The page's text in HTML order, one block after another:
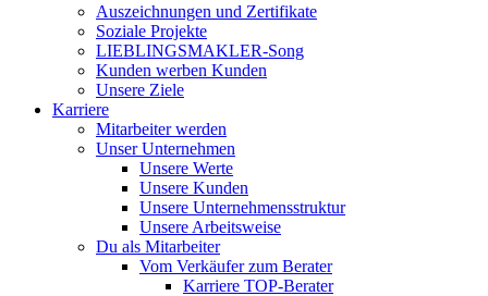
Auszeichnungen und Zertifikate
Soziale Projekte
LIEBLINGSMAKLER-Song
Kunden werben Kunden
Unsere Ziele
Karriere
Mitarbeiter werden
Unser Unternehmen
Unsere Werte
Unsere Kunden
Unsere Unternehmensstruktur
Unsere Arbeitsweise
Du als Mitarbeiter
Vom Verkäufer zum Berater
Karriere TOP-Berater